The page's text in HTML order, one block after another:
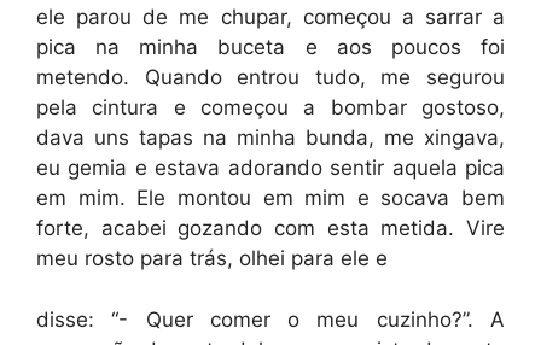
ele parou de me chupar, começou a sarrar a
pica na minha buceta e aos poucos foi
metendo. Quando entrou tudo, me segurou
pela cintura e começou a bombar gostoso,
dava uns tapas na minha bunda, me xingava,
eu gemia e estava adorando sentir aquela pica
em mim. Ele montou em mim e socava bem
forte, acabei gozando com esta metida. Vire
meu rosto para trás, olhei para ele e
disse: “- Quer comer o meu cuzinho?”. A